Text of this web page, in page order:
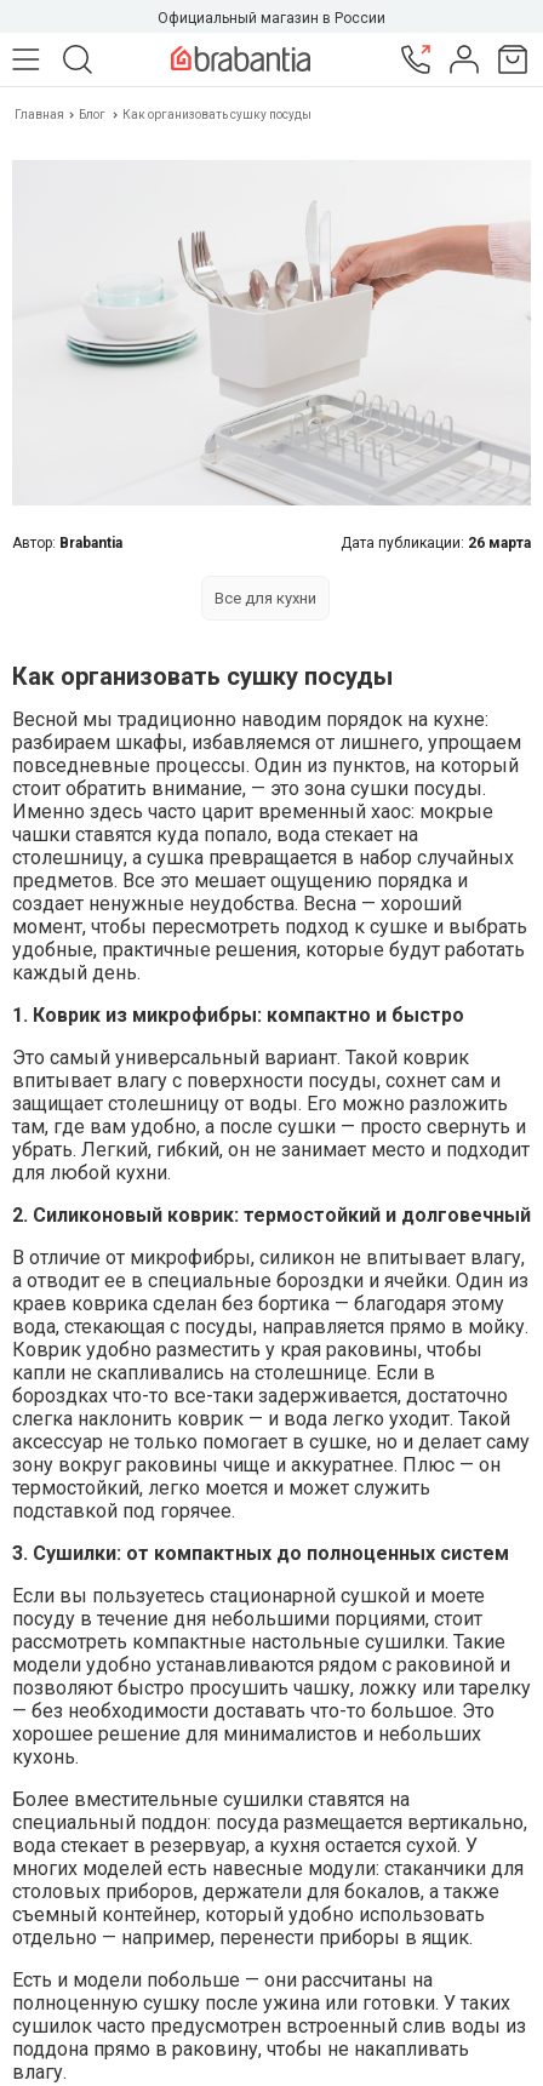
Официальный магазин в России
Главная Блог Как организовать сушку посуды
Как организовать сушку посуды
Весной мы традиционно наводим порядок на кухне:
разбираем шкафы, избавляемся от лишнего, упрощаем
повседневные процессы. Один из пунктов, на который
стоит обратить внимание, — это зона сушки посуды.
Именно здесь часто царит временный хаос: мокрые
чашки ставятся куда попало, вода стекает на
столешницу, а сушка превращается в набор случайных
предметов. Все это мешает ощущению порядка и
создает ненужные неудобства. Весна — хороший
момент, чтобы пересмотреть подход к сушке и выбрать
удобные, практичные решения, которые будут работать
каждый день.
1. Коврик из микрофибры: компактно и быстро
Это самый универсальный вариант. Такой коврик
впитывает влагу с поверхности посуды, сохнет сам и
защищает столешницу от воды. Его можно разложить
там, где вам удобно, а после сушки — просто свернуть и
убрать. Легкий, гибкий, он не занимает место и подходит
для любой кухни.
2. Силиконовый коврик: термостойкий и долговечный
В отличие от микрофибры, силикон не впитывает влагу,
а отводит ее в специальные бороздки и ячейки. Один из
краев коврика сделан без бортика — благодаря этому
вода, стекающая с посуды, направляется прямо в мойку.
Коврик удобно разместить у края раковины, чтобы
капли не скапливались на столешнице. Если в
бороздках что-то все-таки задерживается, достаточно
слегка наклонить коврик — и вода легко уходит. Такой
аксессуар не только помогает в сушке, но и делает саму
зону вокруг раковины чище и аккуратнее. Плюс — он
термостойкий, легко моется и может служить
подставкой под горячее.
3. Сушилки: от компактных до полноценных систем
Если вы пользуетесь стационарной сушкой и моете
посуду в течение дня небольшими порциями, стоит
рассмотреть компактные настольные сушилки. Такие
модели удобно устанавливаются рядом с раковиной и
позволяют быстро просушить чашку, ложку или тарелку
— без необходимости доставать что-то большое. Это
хорошее решение для минималистов и небольших
кухонь.
Более вместительные сушилки ставятся на
специальный поддон: посуда размещается вертикально,
вода стекает в резервуар, а кухня остается сухой. У
многих моделей есть навесные модули: стаканчики для
столовых приборов, держатели для бокалов, а также
съемный контейнер, который удобно использовать
отдельно — например, перенести приборы в ящик.
Есть и модели побольше — они рассчитаны на
полноценную сушку после ужина или готовки. У таких
сушилок часто предусмотрен встроенный слив воды из
поддона прямо в раковину, чтобы не накапливать
влагу.
Автор: Brabantia Дата публикации: 26 марта
Все для кухни